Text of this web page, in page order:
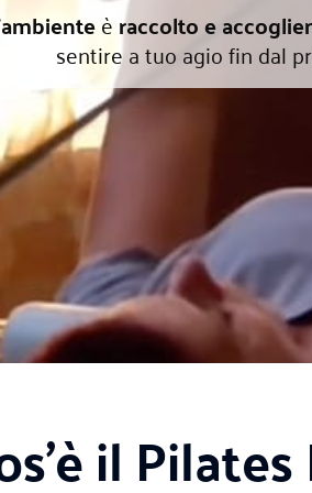
ambienteèraccolto e
sentire a tuo agio fin dal
il